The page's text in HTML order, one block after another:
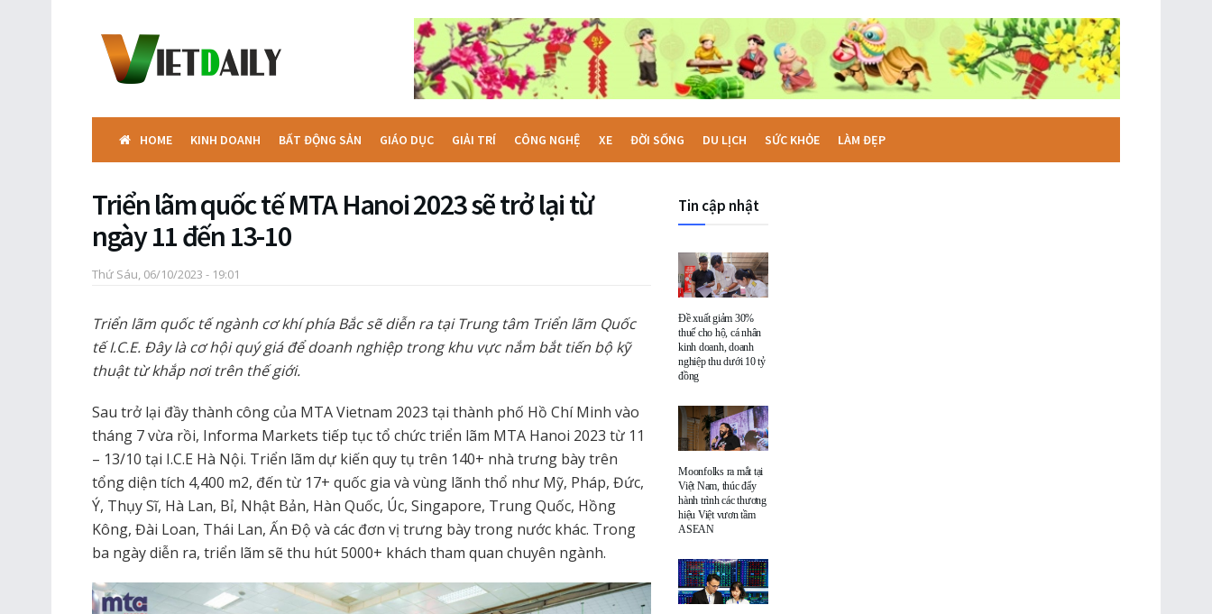
HOME KINH DOANH BẤT ĐỘNG SẢN GIÁO DỤC GIẢI TRÍ CÔNG NGHỆ XE ĐỜI SỐNG DU LỊCH SỨC KHỎE LÀM ĐẸP
Triển lãm quốc tế MTA Hanoi 2023 sẽ trở lại từ
ngày 11 đến 13-10
Thứ Sáu, 06/10/2023 - 19:01
Triển lãm quốc tế ngành cơ khí phía Bắc sẽ diễn ra tại Trung tâm Triển lãm Quốc
tế I.C.E. Đây là cơ hội quý giá để doanh nghiệp trong khu vực nắm bắt tiến bộ kỹ
thuật từ khắp nơi trên thế giới.
Sau trở lại đầy thành công của MTA Vietnam 2023 tại thành phố Hồ Chí Minh vào
tháng 7 vừa rồi, Informa Markets tiếp tục tổ chức triển lãm MTA Hanoi 2023 từ 11
– 13/10 tại I.C.E Hà Nội. Triển lãm dự kiến quy tụ trên 140+ nhà trưng bày trên
tổng diện tích 4,400 m2, đến từ 17+ quốc gia và vùng lãnh thổ như Mỹ, Pháp, Đức,
Ý, Thụy Sĩ, Hà Lan, Bỉ, Nhật Bản, Hàn Quốc, Úc, Singapore, Trung Quốc, Hồng
Kông, Đài Loan, Thái Lan, Ấn Độ và các đơn vị trưng bày trong nước khác. Trong
ba ngày diễn ra, triển lãm sẽ thu hút 5000+ khách tham quan chuyên ngành.
Tin cập nhật
Đề xuất giảm 30%
thuế cho hộ, cá nhân
kinh doanh, doanh
nghiệp thu dưới 10 tỷ
đồng
Moonfolks ra mắt tại
Việt Nam, thúc đẩy
hành trình các thương
hiệu Việt vươn tầm
ASEAN